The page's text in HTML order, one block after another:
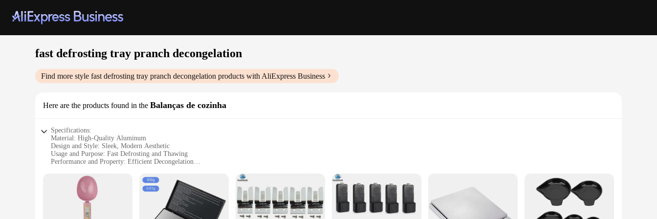
fast defrosting tray pranch decongelation
Find more style fast defrosting tray pranch decongelation products with AliExpress Business
Here are the products found in the Balanças de cozinha
Specifications:
Material: High-Quality Aluminum
Design and Style: Sleek, Modern Aesthetic
Usage and Purpose: Fast Defrosting and Thawing
Performance and Property: Efficient Decongelation
Applicable Scenario: Kitchen and Food Preparation
|Fast Defrosting Tray Pranch Decongelation|Wholesale|Vendors|
**Effortless Food Preparation**